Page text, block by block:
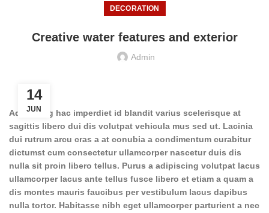
DECORATION
Creative water features and exterior
Admin
14
JUN
Adipiscing hac imperdiet id blandit varius scelerisque at
sagittis libero dui dis volutpat vehicula mus sed ut. Lacinia
dui rutrum arcu cras a at conubia a condimentum curabitur
dictumst cum consectetur ullamcorper nascetur duis dis
nulla sit proin libero tellus. Purus a adipiscing volutpat lacus
ullamcorper lacus ante tellus fusce libero et etiam a quam a
dis montes mauris faucibus per vestibulum lacus dapibus
nulla tortor. Habitasse nibh eget ullamcorper parturient a nec